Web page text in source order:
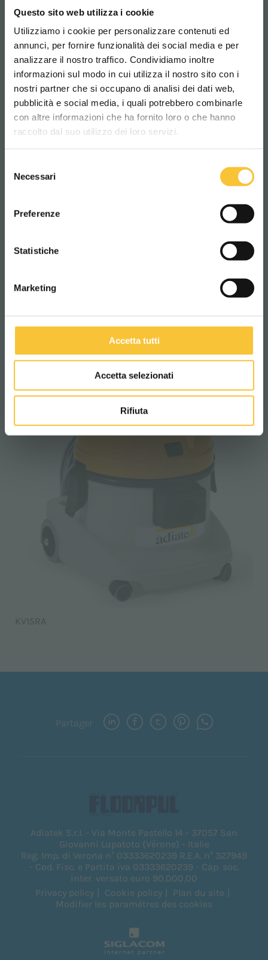
Questo sito web utilizza i cookie
Utilizziamo i cookie per personalizzare contenuti ed
annunci, per fornire funzionalità dei social media e per
analizzare il nostro traffico. Condividiamo inoltre
informazioni sul modo in cui utilizza il nostro sito con i
nostri partner che si occupano di analisi dei dati web,
pubblicità e social media, i quali potrebbero combinarle
con altre informazioni che ha fornito loro o che hanno
raccolto dal suo utilizzo dei loro servizi.
delNecessari
Preferenze
Statistiche
Marketing
Accetta tutti
Accetta selezionati
Rifiuta
KV15D
KV15RA
Scegli il paese in cui ti trovi e la tua
lingua per una migliore esperienza di
navigazione
Partager
Adiatek S.r.l. - Via Monte Pastello 14 - 37057 San
Giovanni Lupatoto (Vérone) - Italie
Reg. Imp. di Verona n° 03333620239 R.E.A. n° 327949
- Cod. Fisc. e Partita iva 03333620239 - Cap. soc.
inter. versato euro 90.000,00
Privacy policy
Cookie policy
Plan du site
Modifier les paramètres des cookies